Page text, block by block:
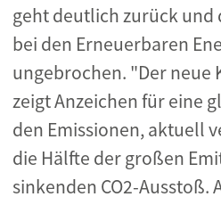
geht deutlich zurück
bei den Erneuerbaren
ungebrochen. "Der neue
zeigt Anzeichen für eine
den Emissionen, aktuell
die Hälfte der großen
sinkenden CO2-Ausstoß.